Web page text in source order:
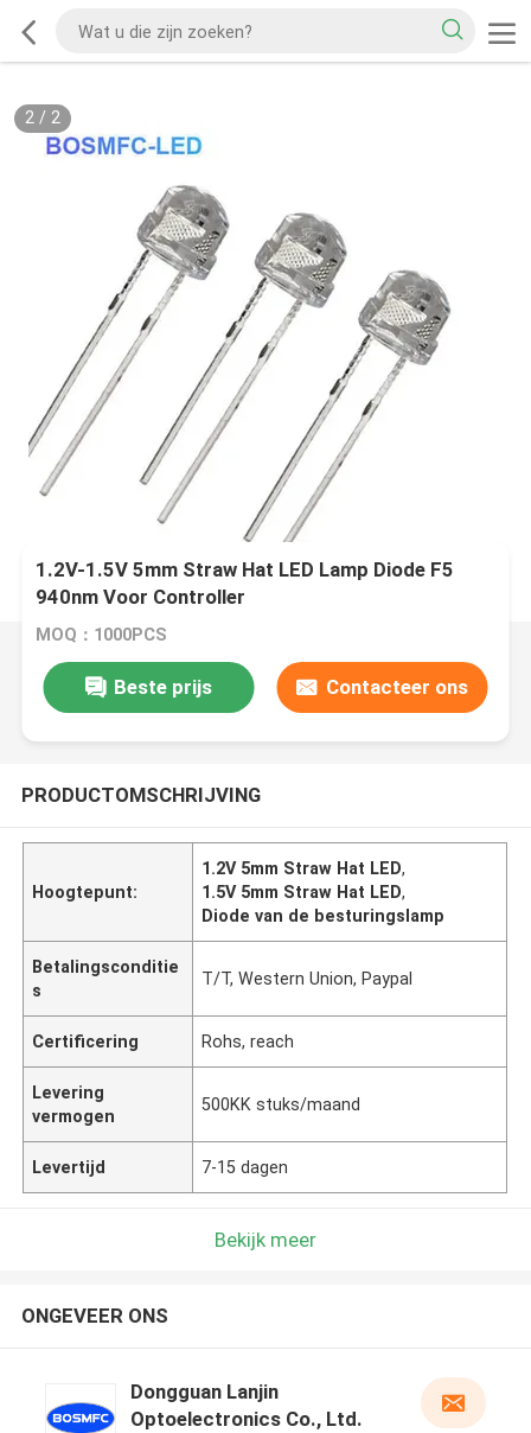
2/ 2
1.2V-1.5V 5mm Straw Hat LED Lamp Diode F5
940nm Voor Controller
MOQ：1000PCS
Beste prijs Contacteer ons
PRODUCTOMSCHRIJVING
Hoogtepunt:
1.2V 5mm Straw Hat LED,
1.5V 5mm Straw Hat LED,
Diode van de besturingslamp
Betalingsconditie
s
T/T, Western Union, Paypal
Certificering Rohs, reach
Levering
vermogen
500KK stuks/maand
Levertijd 7-15 dagen
Bekijk meer
ONGEVEER ONS
Dongguan Lanjin
Optoelectronics Co., Ltd.